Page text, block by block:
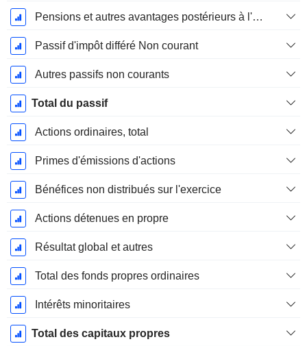
Pensions et autres avantages postérieurs à l'emploi
Passif d'impôt différé Non courant
Autres passifs non courants
Total du passif
Actions ordinaires, total
Primes d'émissions d'actions
Bénéfices non distribués sur l'exercice
Actions détenues en propre
Résultat global et autres
Total des fonds propres ordinaires
Intérêts minoritaires
Total des capitaux propres